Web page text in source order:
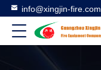
info@xingjin-fire.com